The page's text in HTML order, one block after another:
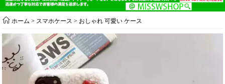
ホーム > スマホケース > おしゃれ 可愛い ケース